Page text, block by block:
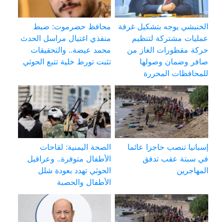
الخنبشي يوجه بتشكيل غرفة
عمليات مشتركة لتنظيم
حركة مقطورات الغاز من
صافر وضمان وصولها
للمحافظات المحررة
محافظ حضرموت: ضبط
منفذي اغتيال مراسل الحدث
محمد عيضة.. والتحقيقات
تثبت تورط خلية تتبع الحوثي
إسبانيا تنصب حاجزا عائما
في سبتة عقب تدفق
المهاجرين
الصحة اليمنية: لقاحات
الأطفال متوفرة.. وعراقيل
الحوثي تهدد بعودة شلل
الأطفال والحصبة